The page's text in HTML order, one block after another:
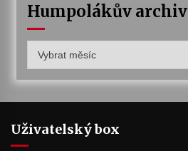
Humpolákův archiv
archiv
Uživatelský box